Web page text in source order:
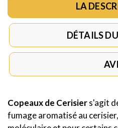
LA
DÉTAILS
Copeaux de Cerisiers'agit
fumage aromatisé au